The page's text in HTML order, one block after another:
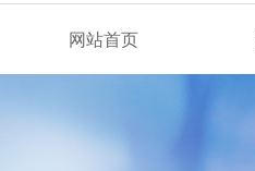
网站首页